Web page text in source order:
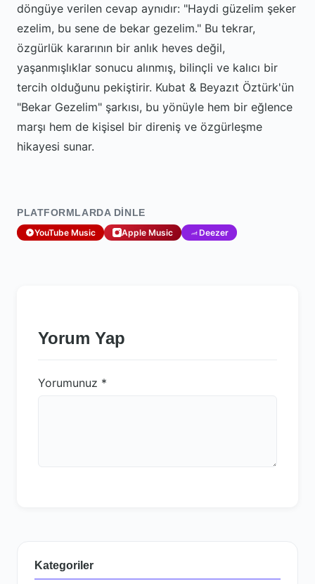
döngüye verilen cevap aynıdır: "Haydi güzelim şeker
ezelim, bu sene de bekar gezelim." Bu tekrar,
özgürlük kararının bir anlık heves değil,
yaşanmışlıklar sonucu alınmış, bilinçli ve kalıcı bir
tercih olduğunu pekiştirir. Kubat & Beyazıt Öztürk'ün
"Bekar Gezelim" şarkısı, bu yönüyle hem bir eğlence
marşı hem de kişisel bir direniş ve özgürleşme
hikayesi sunar.
PLATFORMLARDA DINLE
YouTube Music Apple Music Deezer
Yorum Yap
Yorumunuz *
Kategoriler